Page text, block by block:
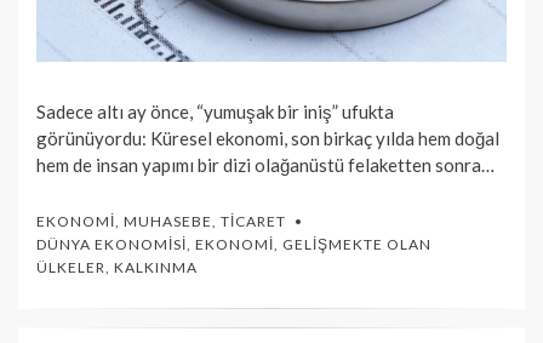
Sadece altı ay önce, “yumuşak bir iniş” ufukta
görünüyordu: Küresel ekonomi, son birkaç yılda hem doğal
hem de insan yapımı bir dizi olağanüstü felaketten sonra…
EKONOMI, MUHASEBE, TICARET
DÜNYA EKONOMISI, EKONOMI, GELIŞMEKTE OLAN
ÜLKELER, KALKINMA